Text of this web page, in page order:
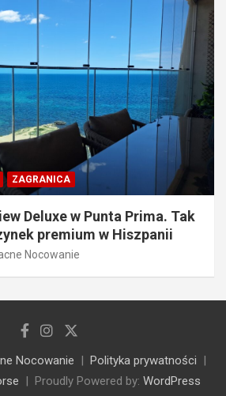
ZAGRANICA
Deluxe w Punta Prima. Tak
premium w Hiszpanii
Nocowanie
Nocowanie
Polityka prywatności
Proudly Powered by: WordPress